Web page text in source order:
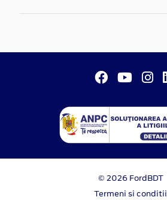
© 2026 FordBDT
Termeni si conditii